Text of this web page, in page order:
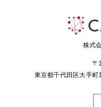
株式
〒
東京都千代田区大手町